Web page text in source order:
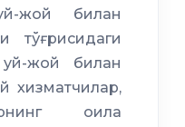
жой билан
тўғрисидаги
жой билан
хизматчилар,
оила